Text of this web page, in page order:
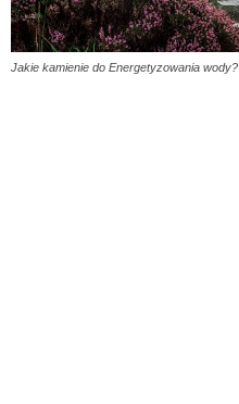
Jakie kamienie do Energetyzowania wody?